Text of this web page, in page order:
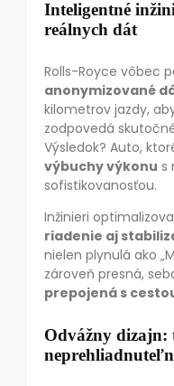
Inteligentné
reálnych dát
Rolls-Royce vôbec
anonymizované
kilometrov jazdy,
zodpovedá
Výsledok? Auto,
výbuchy výkonu s
sofistikovanosťou.
Inžinieri
riadenie aj
nielen plynulá ako
zároveň presná,
prepojená s
Odvážny dizajn: